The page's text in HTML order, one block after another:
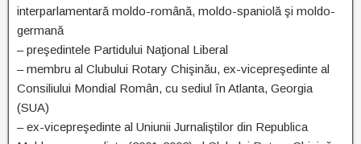
interparlamentară moldo-română, moldo-spaniolă şi moldo-
germană
– preşedintele Partidului Naţional Liberal
– membru al Clubului Rotary Chişinău, ex-vicepreşedinte al
Consiliului Mondial Român, cu sediul în Atlanta, Georgia
(SUA)
– ex-vicepreşedinte al Uniunii Jurnaliştilor din Republica